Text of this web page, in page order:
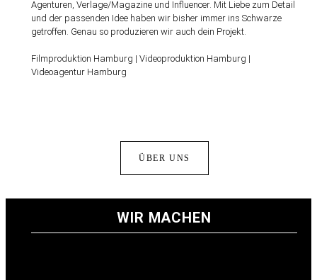
Agenturen, Verlage/Magazine und Influencer. Mit Liebe zum Detail
und der passenden Idee haben wir bisher immer ins Schwarze
getroffen. Genau so produzieren wir auch dein Projekt.
Filmproduktion Hamburg | Videoproduktion Hamburg |
Videoagentur Hamburg
ÜBER UNS
WIR MACHEN